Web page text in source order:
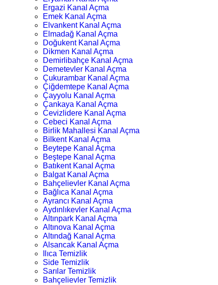
Ergazi Kanal Açma
Emek Kanal Açma
Elvankent Kanal Açma
Elmadağ Kanal Açma
Doğukent Kanal Açma
Dikmen Kanal Açma
Demirlibahçe Kanal Açma
Demetevler Kanal Açma
Çukurambar Kanal Açma
Çiğdemtepe Kanal Açma
Çayyolu Kanal Açma
Çankaya Kanal Açma
Cevizlidere Kanal Açma
Cebeci Kanal Açma
Birlik Mahallesi Kanal Açma
Bilkent Kanal Açma
Beytepe Kanal Açma
Beştepe Kanal Açma
Batıkent Kanal Açma
Balgat Kanal Açma
Bahçelievler Kanal Açma
Bağlıca Kanal Açma
Ayrancı Kanal Açma
Aydınlıkevler Kanal Açma
Altınpark Kanal Açma
Altınova Kanal Açma
Altındağ Kanal Açma
Alsancak Kanal Açma
Ilıca Temizlik
Side Temizlik
Sarılar Temizlik
Bahçelievler Temizlik